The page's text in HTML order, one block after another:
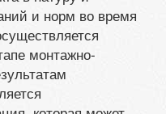
и норм во время
монтажно-